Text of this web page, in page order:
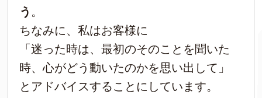
う 。
ちなみに、私はお客様に
「迷った時は、最初のそのことを聞いた
時、心がどう動いたのかを思い出して」
とアドバイスすることにしています。